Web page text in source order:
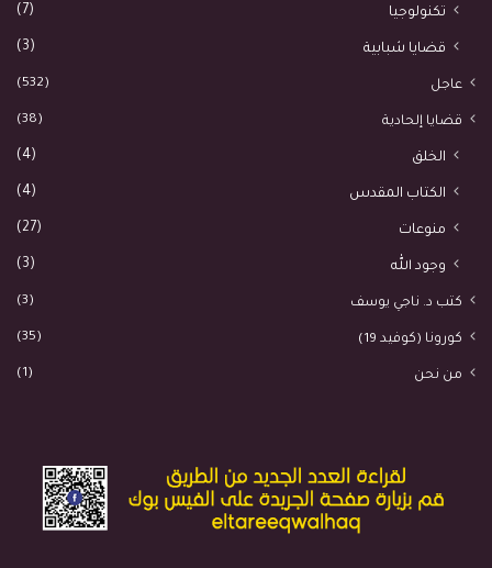
تكنولوجيا (7)
قضايا شبابية (3)
عاجل (532)
قضايا إلحادية (38)
الخلق (4)
الكتاب المقدس (4)
منوعات (27)
وجود الله (3)
كتب د. ناجي يوسف (3)
كورونا (كوفيد 19) (35)
من نحن (1)